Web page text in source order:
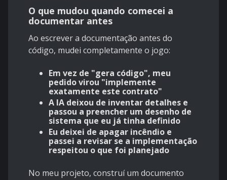
O que mudou quando comecei a
documentar antes
Ao escrever a documentação antes do
código, mudei completamente o jogo:
Em vez de "gera código", meu
pedido virou "implemente
exatamente este contrato"​
A IA deixou de inventar detalhes e
passou a preencher um desenho de
sistema que eu já tinha definido​
Eu deixei de apagar incêndio e
passei a revisar se a implementação
respeitou o que foi planejado
No meu projeto, construí um documento